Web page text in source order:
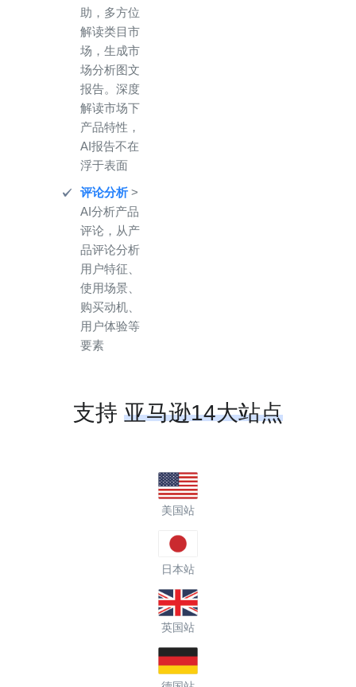
助，多方位
解读类目市
场，生成市
场分析图文
报告。深度
解读市场下
产品特性，
AI报告不在
浮于表面
评论分析>
AI分析产品
评论，从产
品评论分析
用户特征、
使用场景、
购买动机、
用户体验等
要素
支持 亚马逊14大站点
美国站
日本站
英国站